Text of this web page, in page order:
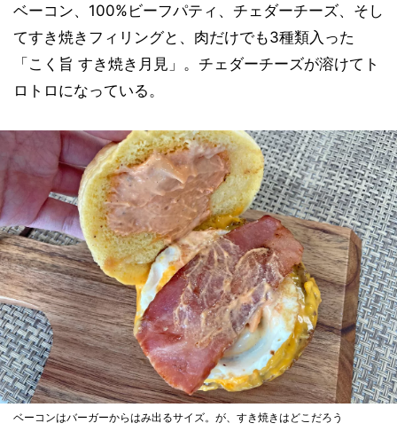
ベーコン、100%ビーフパティ、チェダーチーズ、そし
てすき焼きフィリングと、肉だけでも3種類入った
「こく旨 すき焼き月見」。チェダーチーズが溶けてト
ロトロになっている。
ベーコンはバーガーからはみ出るサイズ。が、すき焼きはどこだろう